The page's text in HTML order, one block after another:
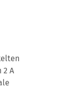
2 A